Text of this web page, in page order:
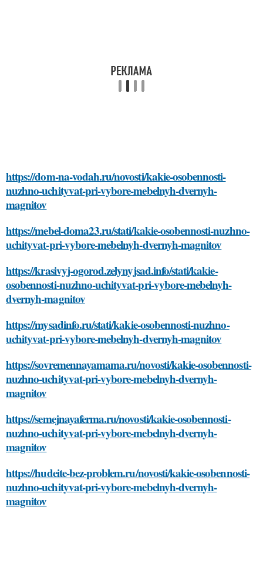
https://dom-na-vodah.ru/novosti/kakie-osobennosti-
nuzhno-uchityvat-pri-vybore-mebelnyh-dvernyh-
magnitov
https://mebel-doma23.ru/stati/kakie-osobennosti-nuzhno-
uchityvat-pri-vybore-mebelnyh-dvernyh-magnitov
https://krasivyj-ogorod.zelynyjsad.info/stati/kakie-
osobennosti-nuzhno-uchityvat-pri-vybore-mebelnyh-
dvernyh-magnitov
https://mysadinfo.ru/stati/kakie-osobennosti-nuzhno-
uchityvat-pri-vybore-mebelnyh-dvernyh-magnitov
https://sovremennayamama.ru/novosti/kakie-osobennosti-
nuzhno-uchityvat-pri-vybore-mebelnyh-dvernyh-
magnitov
https://semejnayaferma.ru/novosti/kakie-osobennosti-
nuzhno-uchityvat-pri-vybore-mebelnyh-dvernyh-
magnitov
https://hudeite-bez-problem.ru/novosti/kakie-osobennosti-
nuzhno-uchityvat-pri-vybore-mebelnyh-dvernyh-
magnitov